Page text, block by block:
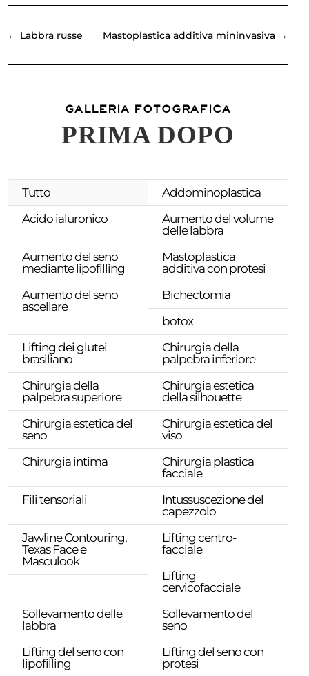
← Labbra russe Mastoplastica additiva mininvasiva→
GALLERIA FOTOGRAFICA
PRIMA DOPO
Tutto
Addominoplastica
Acido ialuronico
Aumento del volume
delle labbra
Aumento del seno
mediante lipofilling
Mastoplastica
additiva con protesi
Aumento del seno
ascellare
Bichectomia
botox
Lifting dei glutei
brasiliano
Chirurgia della
palpebra inferiore
Chirurgia della
palpebra superiore
Chirurgia estetica
della silhouette
Chirurgia estetica del
seno
Chirurgia estetica del
viso
Chirurgia intima
Chirurgia plastica
facciale
Fili tensoriali
Intussuscezione del
capezzolo
Jawline Contouring,
Texas Face e
Masculook
Lifting centro-
facciale
Lifting
cervicofacciale
Sollevamento delle
labbra
Sollevamento del
seno
Lifting del seno con
lipofilling
Lifting del seno con
protesi